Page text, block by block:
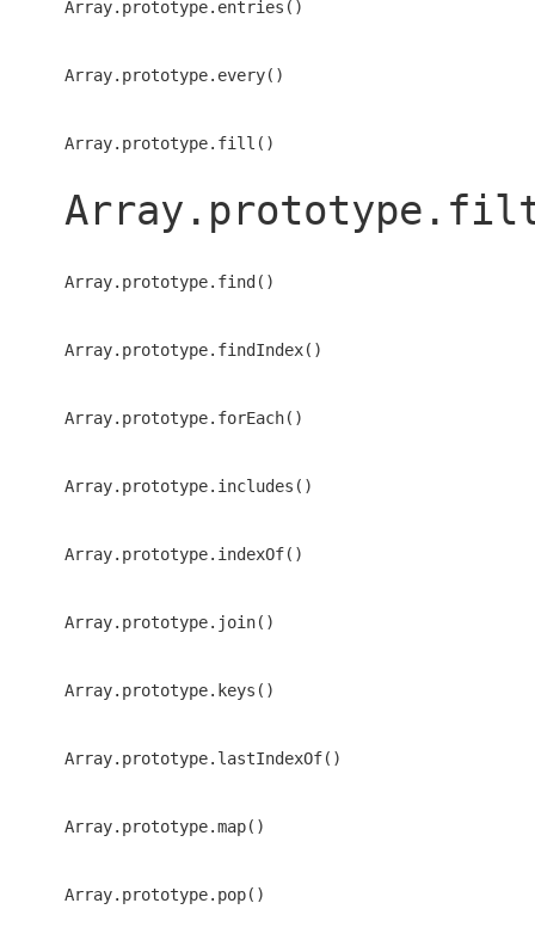
Array.prototype.entries()
Array.prototype.every()
Array.prototype.fill()
Array.prototype.find()
Array.prototype.findIndex()
Array.prototype.forEach()
Array.prototype.includes()
Array.prototype.indexOf()
Array.prototype.join()
Array.prototype.keys()
Array.prototype.lastIndexOf()
Array.prototype.map()
Array.prototype.pop()